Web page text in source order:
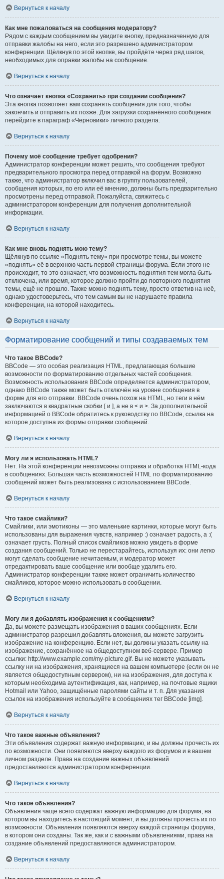
Вернуться к началу
Как мне пожаловаться на сообщения модератору?
Рядом с каждым сообщением вы увидите кнопку, предназначенную для
отправки жалобы на него, если это разрешено администратором
конференции. Щёлкнув по этой кнопке, вы пройдёте через ряд шагов,
необходимых для оправки жалобы на сообщение.
Вернуться к началу
Что означает кнопка «Сохранить» при создании сообщения?
Эта кнопка позволяет вам сохранять сообщения для того, чтобы
закончить и отправить их позже. Для загрузки сохранённого сообщения
перейдите в параграф «Черновики» личного раздела.
Вернуться к началу
Почему моё сообщение требует одобрения?
Администратор конференции может решить, что сообщения требуют
предварительного просмотра перед отправкой на форум. Возможно
также, что администратор включил вас в группу пользователей,
сообщения которых, по его или её мнению, должны быть предварительно
просмотрены перед отправкой. Пожалуйста, свяжитесь с
администратором конференции для получения дополнительной
информации.
Вернуться к началу
Как мне вновь поднять мою тему?
Щёлкнув по ссылке «Поднять тему» при просмотре темы, вы можете
«поднять» её в верхнюю часть первой страницы форума. Если этого не
происходит, то это означает, что возможность поднятия тем могла быть
отключена, или время, которое должно пройти до повторного поднятия
темы, ещё не прошло. Также можно поднять тему, просто ответив на неё,
однако удостоверьтесь, что тем самым вы не нарушаете правила
конференции, на которой находитесь.
Вернуться к началу
Форматирование сообщений и типы создаваемых тем
Что такое BBCode?
BBCode — это особая реализация HTML, предлагающая большие
возможности по форматированию отдельных частей сообщения.
Возможность использования BBCode определяется администратором,
однако BBCode также может быть отключён на уровне сообщения в
форме для его отправки. BBCode очень похож на HTML, но теги в нём
заключаются в квадратные скобки [ и ], а не в < и >. За дополнительной
информацией о BBCode обратитесь к руководству по BBCode, ссылка на
которое доступна из формы отправки сообщений.
Вернуться к началу
Могу ли я использовать HTML?
Нет. На этой конференции невозможны отправка и обработка HTML-кода
в сообщениях. Большая часть возможностей HTML по форматированию
сообщений может быть реализована с использованием BBCode.
Вернуться к началу
Что такое смайлики?
Смайлики, или эмотиконы — это маленькие картинки, которые могут быть
использованы для выражения чувств, например :) означает радость, а :(
означает грусть. Полный список смайликов можно увидеть в форме
создания сообщений. Только не перестарайтесь, используя их: они легко
могут сделать сообщение нечитаемым, и модератор может
отредактировать ваше сообщение или вообще удалить его.
Администратор конференции также может ограничить количество
смайликов, которое можно использовать в сообщении.
Вернуться к началу
Могу ли я добавлять изображения к сообщениям?
Да, вы можете размещать изображения в ваших сообщениях. Если
администратор разрешил добавлять вложения, вы можете загрузить
изображение на конференцию. Если нет, вы должны указать ссылку на
изображение, сохранённое на общедоступном веб-сервере. Пример
ссылки: http://www.example.com/my-picture.gif. Вы не можете указывать
ссылку ни на изображения, хранящиеся на вашем компьютере (если он не
является общедоступным сервером), ни на изображения, для доступа к
которым необходима аутентификация, как, например, на почтовые ящики
Hotmail или Yahoo, защищённые паролями сайты и т. п. Для указания
ссылок на изображения используйте в сообщениях тег BBCode [img].
Вернуться к началу
Что такое важные объявления?
Эти объявления содержат важную информацию, и вы должны прочесть их
по возможности. Они появляются вверху каждого из форумов и в вашем
личном разделе. Права на создание важных объявлений
предоставляются администратором конференции.
Вернуться к началу
Что такое объявления?
Объявления чаще всего содержат важную информацию для форума, на
котором вы находитесь в настоящий момент, и вы должны прочесть их по
возможности. Объявления появляются вверху каждой страницы форума,
в котором они созданы. Так же, как и с важными объявлениями, права на
создание объявлений предоставляются администратором.
Вернуться к началу